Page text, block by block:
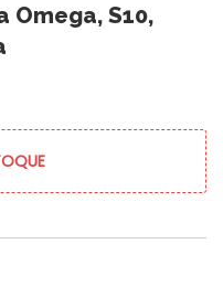
Omega, S10,